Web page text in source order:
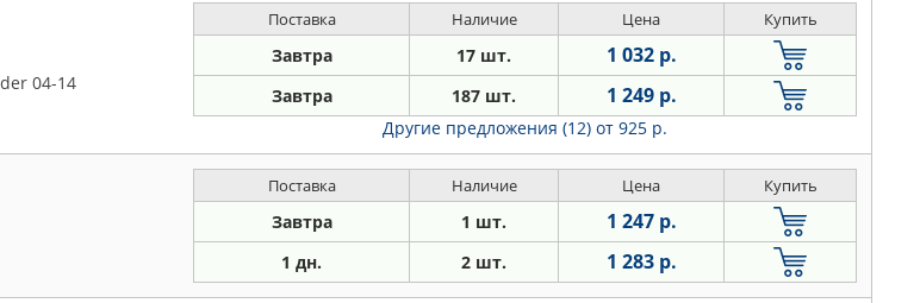
04-14
Поставка Наличие Цена Купить
Завтра 17 шт. 1 032 р.
Завтра 187 шт. 1 249 р.
Другие предложения (12) от 925 р.
Поставка Наличие Цена Купить
Завтра 1 шт. 1 247 р.
1 дн. 2 шт. 1 283 р.